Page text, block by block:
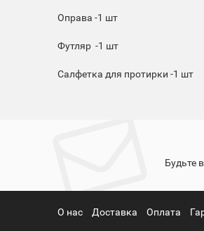
Оправа -1 шт
Футляр -1 шт
Салфетка для протирки -1 шт
Будьте
О нас Доставка Оплата